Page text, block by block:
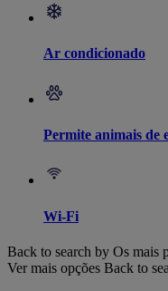
Ar condicionado
Permite animais de
Wi-Fi
Back to search by Os mais
Ver mais opções Back to